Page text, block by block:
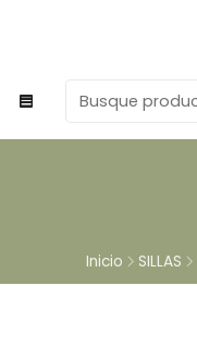
Inicio SILLAS